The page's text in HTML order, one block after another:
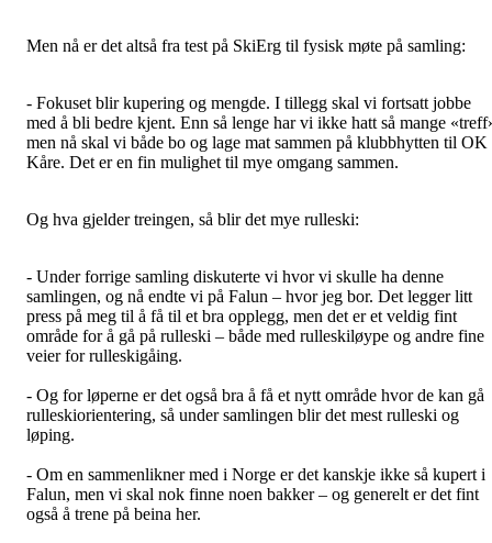
Men nå er det altså fra test på SkiErg til fysisk møte på samling:
- Fokuset blir kupering og mengde. I tillegg skal vi fortsatt jobbe
med å bli bedre kjent. Enn så lenge har vi ikke hatt så mange
men nå skal vi både bo og lage mat sammen på klubbhytten til OK
Kåre. Det er en fin mulighet til mye omgang sammen.
Og hva gjelder treingen, så blir det mye rulleski:
- Under forrige samling diskuterte vi hvor vi skulle ha denne
samlingen, og nå endte vi på Falun – hvor jeg bor. Det legger litt
press på meg til å få til et bra opplegg, men det er et veldig fint
område for å gå på rulleski – både med rulleskiløype og andre fine
veier for rulleskigåing.
- Og for løperne er det også bra å få et nytt område hvor de kan gå
rulleskiorientering, så under samlingen blir det mest rulleski og
løping.
- Om en sammenlikner med i Norge er det kanskje ikke så kupert i
Falun, men vi skal nok finne noen bakker – og generelt er det fint
også å trene på beina her.